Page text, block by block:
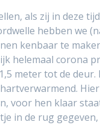
als zij in deze
hebben we
kenbaar te
helemaal corona
meter tot de
voor hen klaar
in de rug